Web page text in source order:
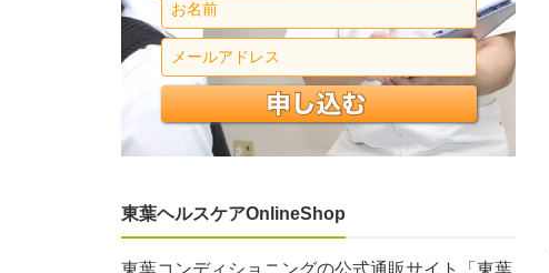
東葉ヘルスケアOnlineShop